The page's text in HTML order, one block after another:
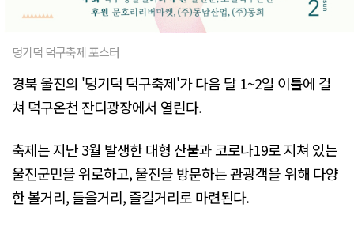
덩기덕 덕구축제 포스터
경북 울진의 '덩기덕 덕구축제'가 다음 달 1~2일 이틀에 걸
쳐 덕구온천 잔디광장에서 열린다.
축제는 지난 3월 발생한 대형 산불과 코로나19로 지쳐 있는
울진군민을 위로하고, 울진을 방문하는 관광객을 위해 다양
한 볼거리, 들을거리, 즐길거리로 마련된다.